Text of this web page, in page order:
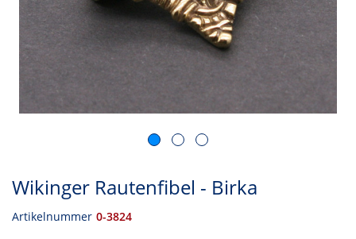
Wikinger Rautenfibel - Birka
Artikelnummer 0-3824